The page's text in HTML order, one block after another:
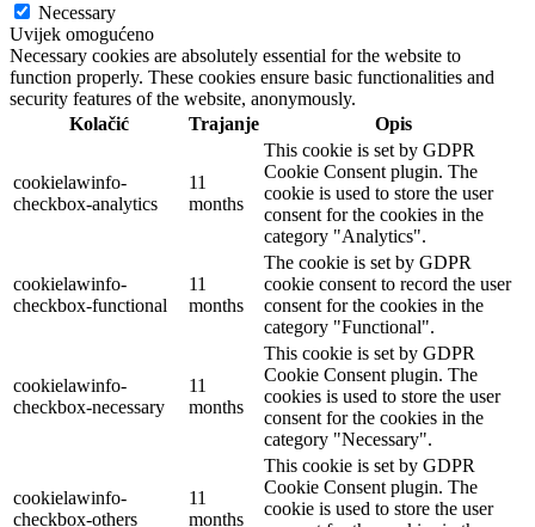
Necessary
Uvijek omogućeno
Necessary cookies are absolutely essential for the website to
function properly. These cookies ensure basic functionalities and
security features of the website, anonymously.
Kolačić
Trajanje Opis
cookielawinfo-
checkbox-analytics
11
months
This cookie is set by GDPR
Cookie Consent plugin. The
cookie is used to store the user
consent for the cookies in the
category "Analytics".
cookielawinfo-
checkbox-functional
11
months
The cookie is set by GDPR
cookie consent to record the user
consent for the cookies in the
category "Functional".
cookielawinfo-
checkbox-necessary
11
months
This cookie is set by GDPR
Cookie Consent plugin. The
cookies is used to store the user
consent for the cookies in the
category "Necessary".
cookielawinfo-
checkbox-others
11
months
This cookie is set by GDPR
Cookie Consent plugin. The
cookie is used to store the user